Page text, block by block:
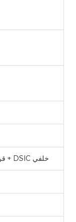
قرص أمامي + DSIC خلفي